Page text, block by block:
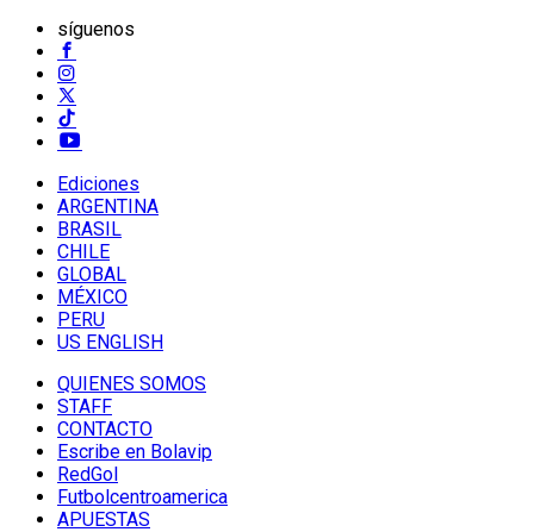
síguenos
Ediciones
ARGENTINA
BRASIL
CHILE
GLOBAL
MÉXICO
PERU
US ENGLISH
QUIENES SOMOS
STAFF
CONTACTO
Escribe en Bolavip
RedGol
Futbolcentroamerica
APUESTAS